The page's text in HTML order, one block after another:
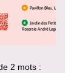
2 mots :